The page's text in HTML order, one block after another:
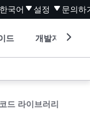
한국어 설정 문의하
드 개발자 도구
코드 라이브러리